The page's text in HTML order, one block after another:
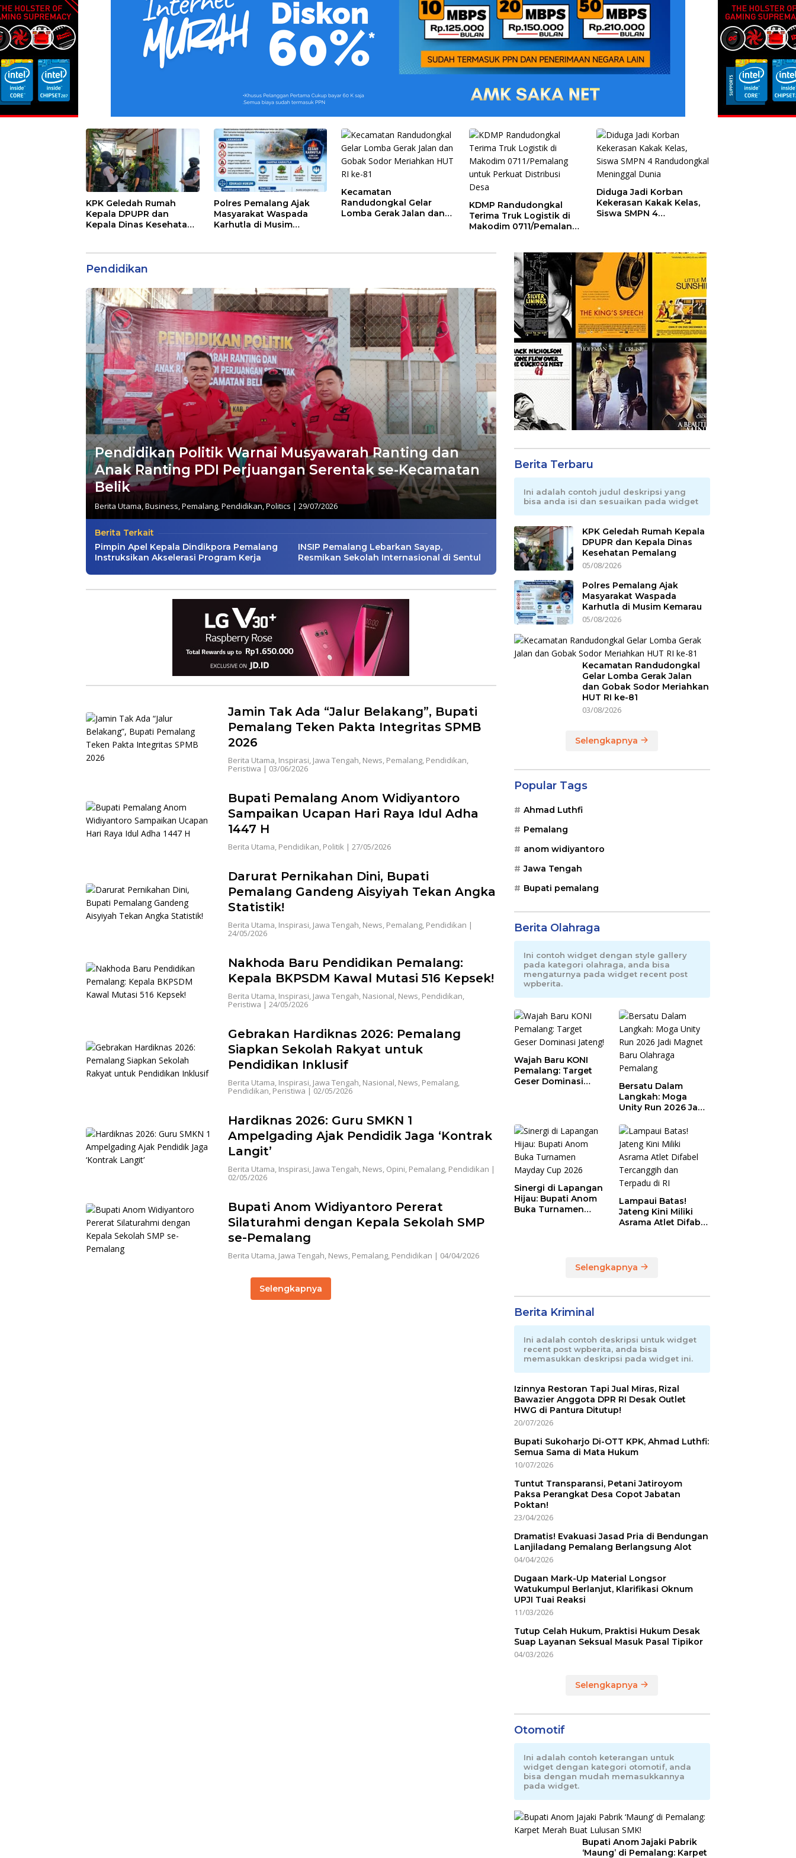
KPK Geledah Rumah
Kepala DPUPR dan
Kepala Dinas Kesehatan
Polres Pemalang Ajak
Masyarakat Waspada
Karhutla di Musim
Kecamatan
Randudongkal Gelar
Lomba Gerak Jalan dan
KDMP Randudongkal
Terima Truk Logistik di
Makodim 0711/Pemalang
Diduga Jadi Korban
Kekerasan Kakak Kelas,
Siswa SMPN 4
Pendidikan
Pendidikan Politik Warnai Musyawarah Ranting dan
Anak Ranting PDI Perjuangan Serentak se-Kecamatan
Belik
Berita Utama,Business,Pemalang,Pendidikan,Politics| 29/07/2026
Berita Terkait
Pimpin Apel Kepala Dindikpora Pemalang
Instruksikan Akselerasi Program Kerja
INSIP Pemalang Lebarkan Sayap,
Resmikan Sekolah Internasional di Sentul
Jamin Tak Ada “Jalur Belakang”, Bupati
Pemalang Teken Pakta Integritas SPMB
2026
Berita Utama, Inspirasi, Jawa Tengah, News, Pemalang, Pendidikan,
Peristiwa | 03/06/2026
Bupati Pemalang Anom Widiyantoro
Sampaikan Ucapan Hari Raya Idul Adha
1447 H
Berita Utama, Pendidikan, Politik | 27/05/2026
Darurat Pernikahan Dini, Bupati
Pemalang Gandeng Aisyiyah Tekan Angka
Statistik!
Berita Utama, Inspirasi, Jawa Tengah, News, Pemalang, Pendidikan |
24/05/2026
Nakhoda Baru Pendidikan Pemalang:
Kepala BKPSDM Kawal Mutasi 516 Kepsek!
Berita Utama, Inspirasi, Jawa Tengah, Nasional, News, Pendidikan,
Peristiwa | 24/05/2026
Gebrakan Hardiknas 2026: Pemalang
Siapkan Sekolah Rakyat untuk
Pendidikan Inklusif
Berita Utama, Inspirasi, Jawa Tengah, Nasional, News, Pemalang,
Pendidikan, Peristiwa |02/05/2026
Hardiknas 2026: Guru SMKN 1
Ampelgading Ajak Pendidik Jaga ‘Kontrak
Langit’
Berita Utama, Inspirasi, Jawa Tengah, News, Opini, Pemalang, Pendidikan |
02/05/2026
Bupati Anom Widiyantoro Pererat
Silaturahmi dengan Kepala Sekolah SMP
se-Pemalang
Berita Utama, Jawa Tengah, News, Pemalang, Pendidikan | 04/04/2026
Selengkapnya
Berita Terbaru
Ini adalah contoh judul deskripsi yang
bisa anda isi dan sesuaikan pada widget
KPK Geledah Rumah Kepala
DPUPR dan Kepala Dinas
Kesehatan Pemalang
05/08/2026
Polres Pemalang Ajak
Masyarakat Waspada
Karhutla di Musim Kemarau
05/08/2026
Kecamatan Randudongkal
Gelar Lomba Gerak Jalan
dan Gobak Sodor Meriahkan
HUT RI ke-81
03/08/2026
Selengkapnya
Popular Tags
Ahmad Luthfi
Pemalang
anom widiyantoro
Jawa Tengah
Bupati pemalang
Berita Olahraga
Ini contoh widget dengan style gallery
pada kategori olahraga, anda bisa
mengaturnya pada widget recent post
wpberita.
Wajah Baru KONI
Pemalang: Target
Geser Dominasi
Bersatu Dalam
Langkah: Moga
Unity Run 2026 Jadi
Olahraga Pemalang
Sinergi di Lapangan
Hijau: Bupati Anom
Buka Turnamen
Lampaui Batas!
Jateng Kini Miliki
Asrama Atlet Difabel
Selengkapnya
Berita Kriminal
Ini adalah contoh deskripsi untuk widget
recent post wpberita, anda bisa
memasukkan deskripsi pada widget ini.
Izinnya Restoran Tapi Jual Miras, Rizal
Bawazier Anggota DPR RI Desak Outlet
HWG di Pantura Ditutup!
20/07/2026
Bupati Sukoharjo Di-OTT KPK, Ahmad Luthfi:
Semua Sama di Mata Hukum
10/07/2026
Tuntut Transparansi, Petani Jatiroyom
Paksa Perangkat Desa Copot Jabatan
Poktan!
23/04/2026
Dramatis! Evakuasi Jasad Pria di Bendungan
Lanjiladang Pemalang Berlangsung Alot
04/04/2026
Dugaan Mark-Up Material Longsor
Watukumpul Berlanjut, Klarifikasi Oknum
UPJI Tuai Reaksi
11/03/2026
Tutup Celah Hukum, Praktisi Hukum Desak
Suap Layanan Seksual Masuk Pasal Tipikor
04/03/2026
Selengkapnya
Otomotif
Ini adalah contoh keterangan untuk
widget dengan kategori otomotif, anda
bisa dengan mudah memasukkannya
pada widget.
Bupati Anom Jajaki Pabrik
‘Maung’ di Pemalang: Karpet